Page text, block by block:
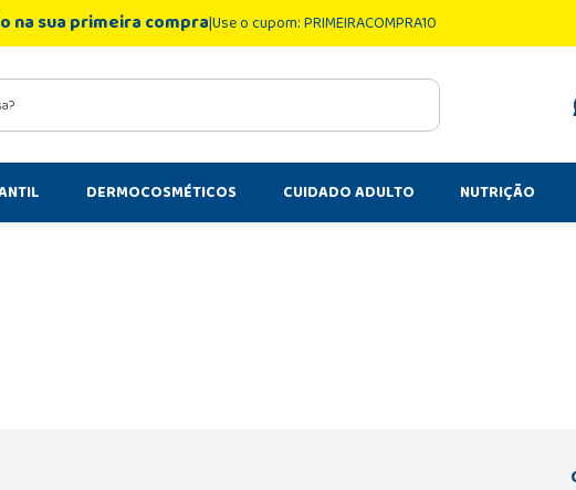
na sua primeira compraUse o cupom: PRIMEIRACOMPRA10
DERMOCOSMÉTICOS CUIDADO ADULTO NUTRIÇÃO